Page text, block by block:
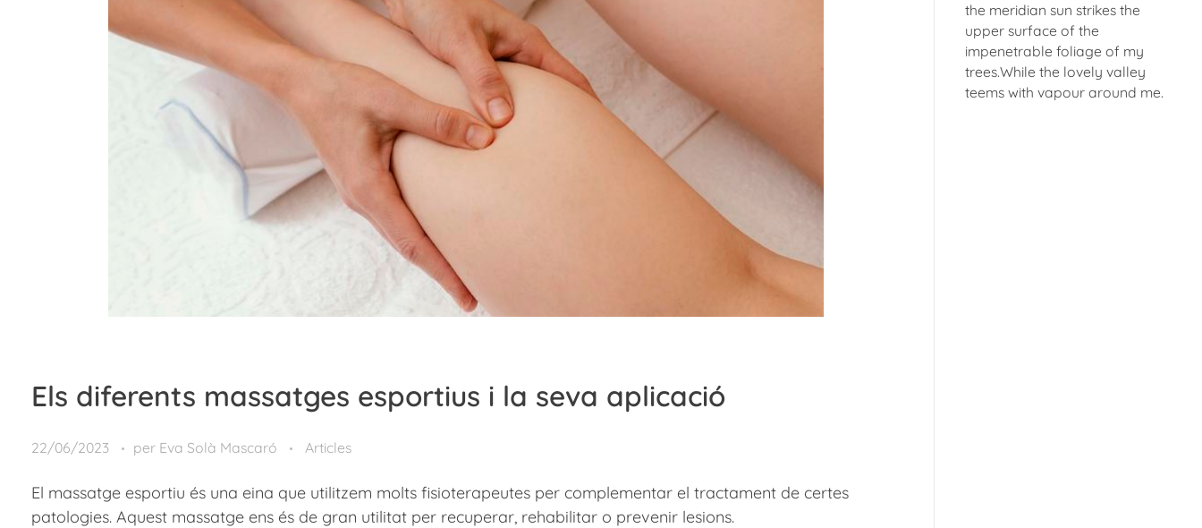
Els diferents massatges esportius i la seva aplicació
22/06/2023 per Eva Solà Mascaró Articles
El massatge esportiu és una eina que utilitzem molts fisioterapeutes per complementar el tractament de certes
patologies. Aquest massatge ens és de gran utilitat per recuperar, rehabilitar o prevenir lesions.
the meridian sun strikes the
upper surface of the
impenetrable foliage of my
trees.While the lovely valley
teems with vapour around me.